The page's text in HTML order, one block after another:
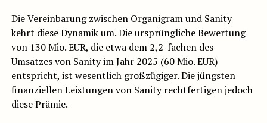
Die Vereinbarung zwischen Organigram und Sanity
kehrt diese Dynamik um. Die ursprüngliche Bewertung
von 130 Mio. EUR, die etwa dem 2,2-fachen des
Umsatzes von Sanity im Jahr 2025 (60 Mio. EUR)
entspricht, ist wesentlich großzügiger. Die jüngsten
finanziellen Leistungen von Sanity rechtfertigen jedoch
diese Prämie.